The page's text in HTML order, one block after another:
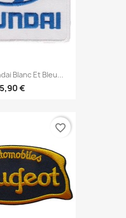
Blanc Et Bleu...
5,90 €
favorite_border